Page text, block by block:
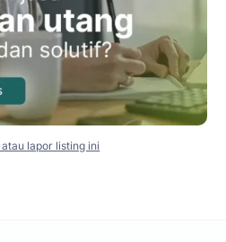
lapor listing ini